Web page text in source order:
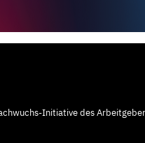
Initiative des